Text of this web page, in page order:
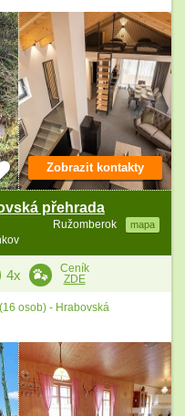
přehrada
Ružomberok mapa
Zobrazit kontakty
4x
Ceník
ZDE
osob) - Hrabovská